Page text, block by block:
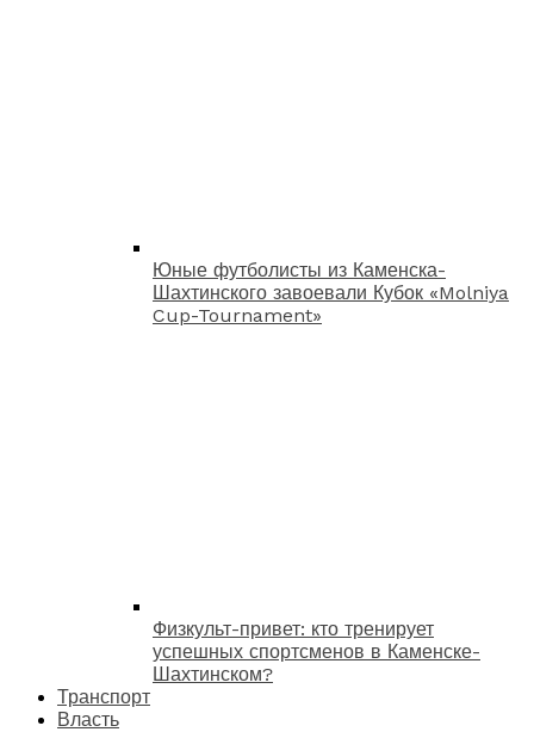
Юные футболисты из Каменска-
Шахтинского завоевали Кубок «Molniya
Cup-Tournament»
Физкульт-привет: кто тренирует
успешных спортсменов в Каменске-
Шахтинском?
Транспорт
Власть